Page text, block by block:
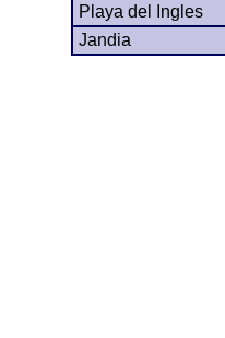
Playa del Ingles
Jandia